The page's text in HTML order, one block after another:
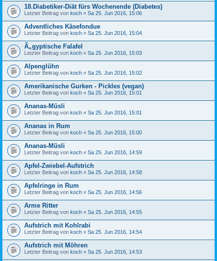
18.Diabetiker-Diät fürs Wochenende (Diabetes)
Letzter Beitrag von koch « Sa 25. Jun 2016, 15:06
Adventliches Käsefondue
Letzter Beitrag von koch « Sa 25. Jun 2016, 15:04
Ã„gyptische Falafel
Letzter Beitrag von koch « Sa 25. Jun 2016, 15:03
Alpenglühn
Letzter Beitrag von koch « Sa 25. Jun 2016, 15:02
Amerikanische Gurken - Pickles (vegan)
Letzter Beitrag von koch « Sa 25. Jun 2016, 15:01
Ananas-Müsli
Letzter Beitrag von koch « Sa 25. Jun 2016, 15:01
Ananas in Rum
Letzter Beitrag von koch « Sa 25. Jun 2016, 15:00
Ananas-Müsli
Letzter Beitrag von koch « Sa 25. Jun 2016, 14:59
Apfel-Zwiebel-Aufstrich
Letzter Beitrag von koch « Sa 25. Jun 2016, 14:58
Apfelringe in Rum
Letzter Beitrag von koch « Sa 25. Jun 2016, 14:56
Arme Ritter
Letzter Beitrag von koch « Sa 25. Jun 2016, 14:55
Aufstrich mit Kohlrabi
Letzter Beitrag von koch « Sa 25. Jun 2016, 14:54
Aufstrich mit Möhren
Letzter Beitrag von koch « Sa 25. Jun 2016, 14:53